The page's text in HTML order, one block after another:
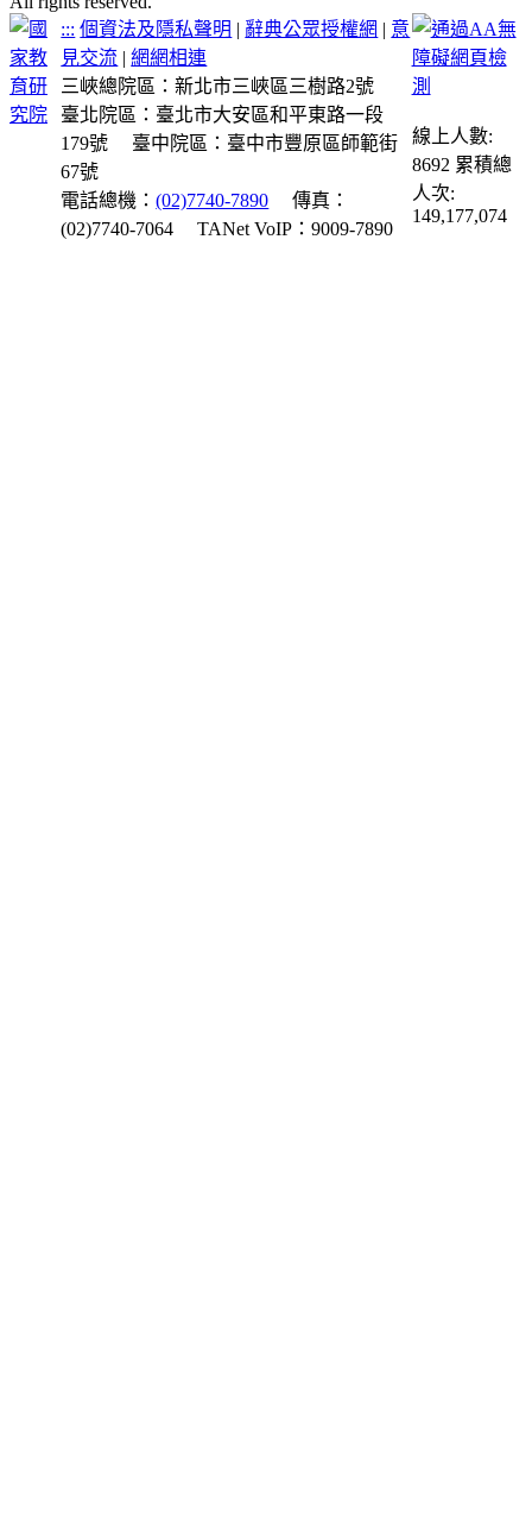
::: 個資法及隱私聲明 | 辭典公眾授權網 | 意
見交流 |網網相連
三峽總院區：新北市三峽區三樹路2號
臺北院區：臺北市大安區和平東路一段
179號
臺中院區：臺中市豐原區師範街
67號
電話總機：(02)7740-7890
傳真：
(02)7740-7064
TANet VoIP：9009-7890
線上人數:
8692 累積總
人次:
149,177,074